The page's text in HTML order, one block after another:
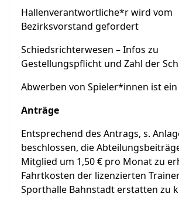
Hallenverantwortliche*r wird vom
Bezirksvorstand gefordert
Schiedsrichterwesen – Infos zu
Gestellungspflicht und Zahl der
Abwerben von Spieler*innen ist
Anträge
Entsprechend des Antrags, s.
beschlossen, die
Mitglied um 1,50 € pro Monat zu
Fahrtkosten der lizenzierten
Sporthalle Bahnstadt erstatten zu